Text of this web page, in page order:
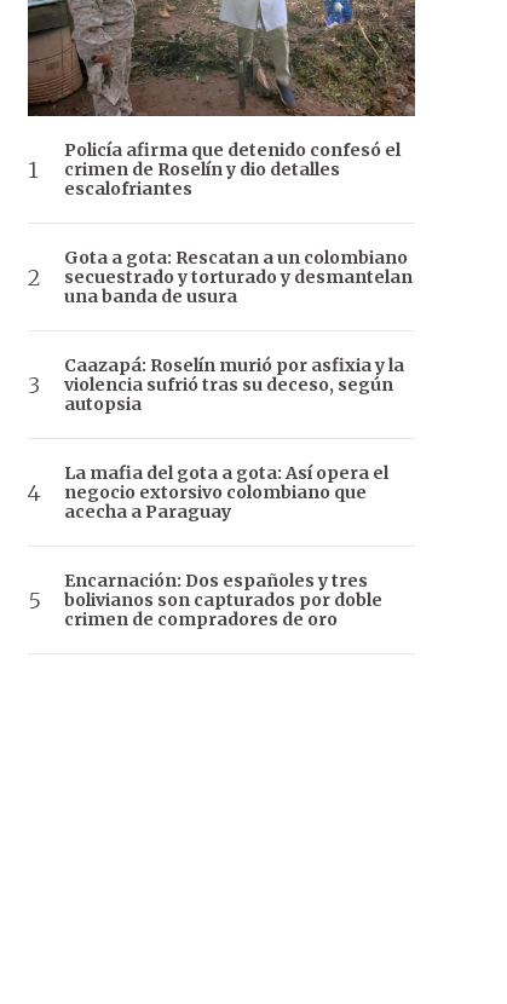
Policía afirma que detenido confesó el
crimen de Roselín y dio detalles
escalofriantes
Gota a gota: Rescatan a un colombiano
secuestrado y torturado y desmantelan
una banda de usura
Caazapá: Roselín murió por asfixia y la
violencia sufrió tras su deceso, según
autopsia
La mafia del gota a gota: Así opera el
negocio extorsivo colombiano que
acecha a Paraguay
Encarnación: Dos españoles y tres
bolivianos son capturados por doble
crimen de compradores de oro